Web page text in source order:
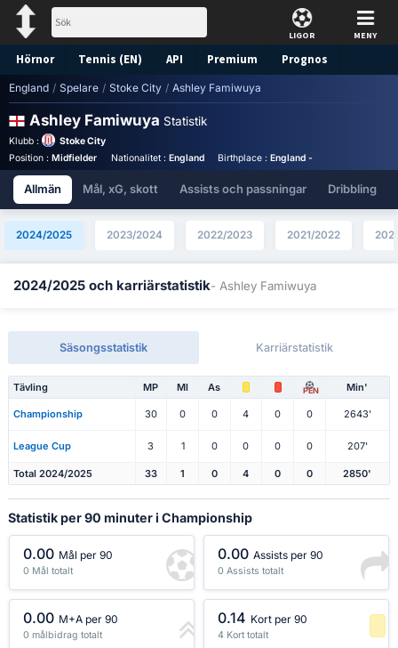
LIGOR MENY
Hörnor Tennis (EN) API Premium Prognos
England / Spelare / Stoke City / Ashley Famiwuya
Ashley Famiwuya Statistik
Klubb :
Stoke City
Position : Midfielder Nationalitet : England Birthplace :England - England
Allmän Mål, xG, skott Assists och passningar Dribbling
2024/2025 2023/2024 2022/2023 2021/2022
2024/2025 och karriärstatistik- Ashley Famiwuya
Säsongsstatistik Karriärstatistik
Tävling MP Ml As PEN Min'
Championship 30 0 0 4 0 0 2643'
League Cup 3 1 0 0 0 0 207'
Total 2024/2025 33 1 0 4 0 0 2850'
Statistik per 90 minuter i Championship
0.00 Mål per 90
0 Mål totalt
0.00 Assists per 90
0 Assists totalt
0.00 M+A per 90
0 målbidrag totalt
0.14 Kort per 90
4 Kort totalt